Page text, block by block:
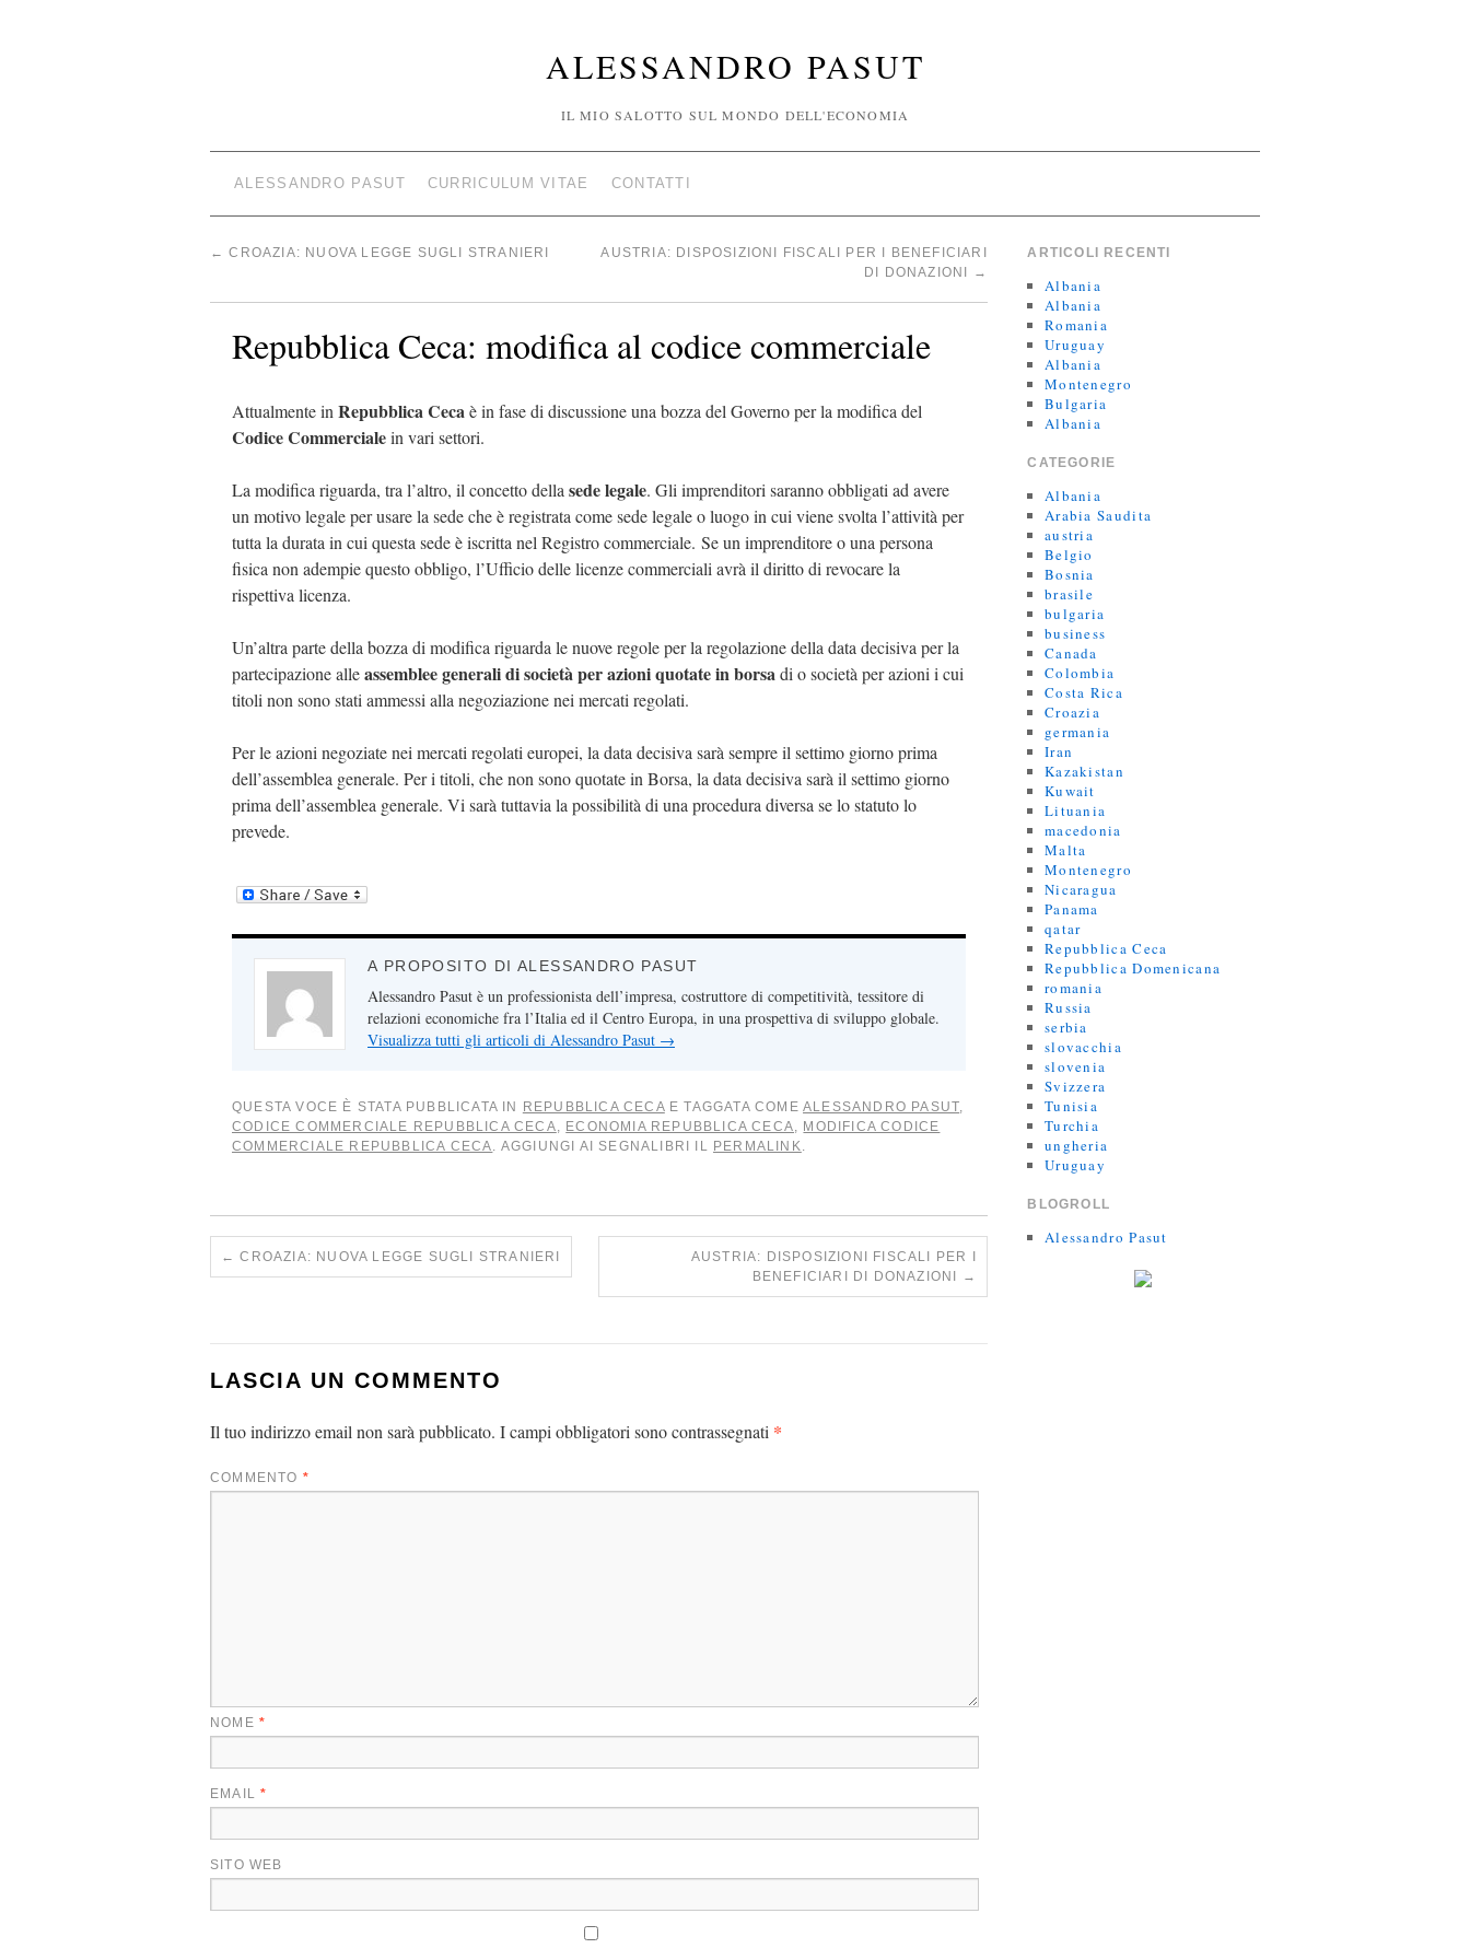
ALESSANDRO PASUT
IL MIO SALOTTO SUL MONDO DELL'ECONOMIA
ALESSANDRO PASUT CURRICULUM VITAE CONTATTI
← CROAZIA: NUOVA LEGGE SUGLI STRANIERI
AUSTRIA: DISPOSIZIONI FISCALI PER I BENEFICIARI
DI DONAZIONI
→
Repubblica Ceca: modifica al codice commerciale
Attualmente in Repubblica Cecaè in fase di discussione una bozza del Governo per la modifica del
Codice Commercialein vari settori.
La modifica riguarda, tra l’altro, il concetto della sede legale. Gli imprenditori saranno obbligati ad avere
un motivo legale per usare la sede che è registrata come sede legale o luogo in cui viene svolta l’attività per
tutta la durata in cui questa sede è iscritta nel Registro commerciale. Se un imprenditore o una persona
fisica non adempie questo obbligo, l’Ufficio delle licenze commerciali avrà il diritto di revocare la
rispettiva licenza.
Un’altra parte della bozza di modifica riguarda le nuove regole per la regolazione della data decisiva per la
partecipazione alleassemblee generali di società per azioni quotate in borsadi o società per azioni i cui
titoli non sono stati ammessi alla negoziazione nei mercati regolati.
Per le azioni negoziate nei mercati regolati europei, la data decisiva sarà sempre il settimo giorno prima
dell’assemblea generale. Per i titoli, che non sono quotate in Borsa, la data decisiva sarà il settimo giorno
prima dell’assemblea generale. Vi sarà tuttavia la possibilità di una procedura diversa se lo statuto lo
prevede.
A PROPOSITO DI ALESSANDRO PASUT
Alessandro Pasut è un professionista dell’impresa, costruttore di competitività, tessitore di
relazioni economiche fra l’Italia ed il Centro Europa, in una prospettiva di sviluppo globale.
Visualizza tutti gli articoli di Alessandro Pasut →
QUESTA VOCE È STATA PUBBLICATA IN REPUBBLICA CECAE TAGGATA COMEALESSANDRO PASUT,
CODICE COMMERCIALE REPUBBLICA CECA, ECONOMIA REPUBBLICA CECA, MODIFICA CODICE
COMMERCIALE REPUBBLICA CECA. AGGIUNGI AI SEGNALIBRI IL PERMALINK.
← CROAZIA: NUOVA LEGGE SUGLI STRANIERI
AUSTRIA: DISPOSIZIONI FISCALI PER I
BENEFICIARI DI DONAZIONI
→
LASCIA UN COMMENTO
Il tuo indirizzo email non sarà pubblicato. I campi obbligatori sono contrassegnati *
COMMENTO *
NOME *
EMAIL*
SITO WEB
ARTICOLI RECENTI
Albania
Albania
Romania
Uruguay
Albania
Montenegro
Bulgaria
Albania
CATEGORIE
Albania
Arabia Saudita
austria
Belgio
Bosnia
brasile
bulgaria
business
Canada
Colombia
Costa Rica
Croazia
germania
Iran
Kazakistan
Kuwait
Lituania
macedonia
Malta
Montenegro
Nicaragua
Panama
qatar
Repubblica Ceca
Repubblica Domenicana
romania
Russia
serbia
slovacchia
slovenia
Svizzera
Tunisia
Turchia
ungheria
Uruguay
BLOGROLL
Alessandro Pasut